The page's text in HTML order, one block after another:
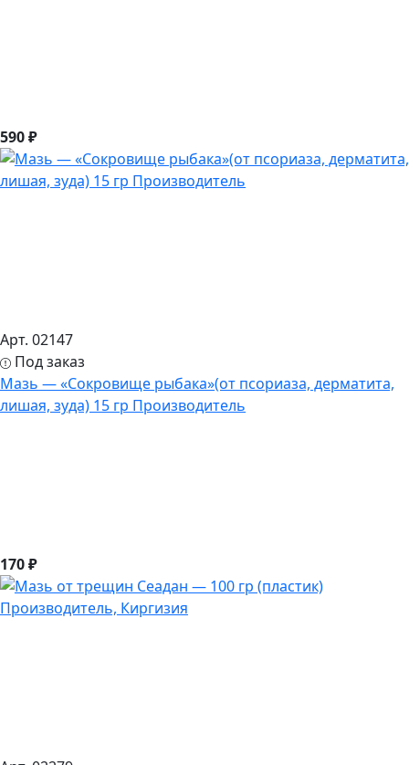
590 ₽
Арт. 02147
Под заказ
Мазь — «Сокровище рыбака»(от псориаза, дерматита,
лишая, зуда) 15 гр Производитель
170 ₽